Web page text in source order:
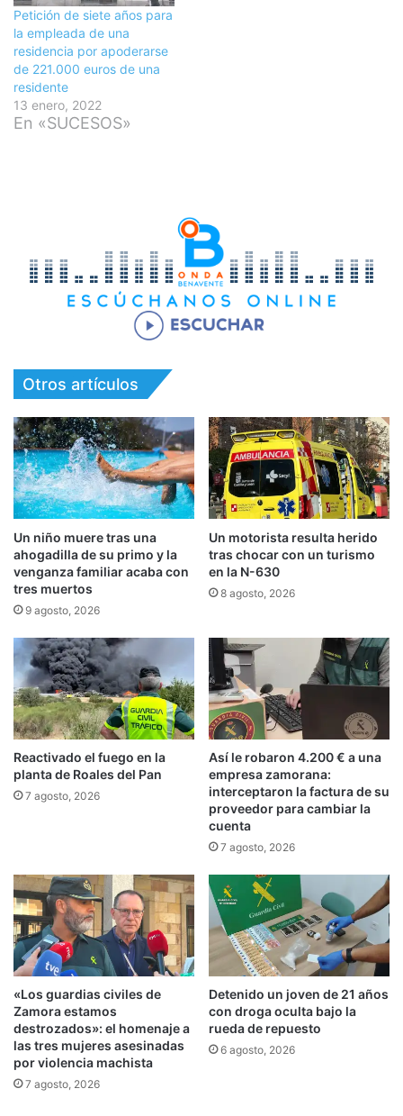
Petición de siete años para
la empleada de una
residencia por apoderarse
de 221.000 euros de una
residente
13 enero, 2022
En «SUCESOS»
Otros artículos
Un niño muere tras una
ahogadilla de su primo y la
venganza familiar acaba con
tres muertos
9 agosto, 2026
Un motorista resulta herido
tras chocar con un turismo
en la N-630
8 agosto, 2026
Reactivado el fuego en la
planta de Roales del Pan
7 agosto, 2026
Así le robaron 4.200 € a una
empresa zamorana:
interceptaron la factura de su
proveedor para cambiar la
cuenta
7 agosto, 2026
«Los guardias civiles de
Zamora estamos
destrozados»: el homenaje a
las tres mujeres asesinadas
por violencia machista
7 agosto, 2026
Detenido un joven de 21 años
con droga oculta bajo la
rueda de repuesto
6 agosto, 2026